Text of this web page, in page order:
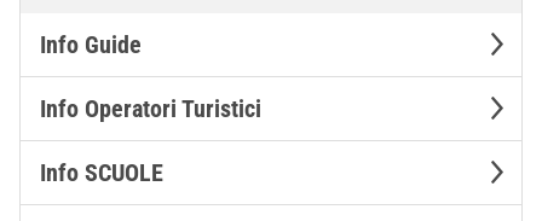
Info Guide
Info Operatori Turistici
Info SCUOLE